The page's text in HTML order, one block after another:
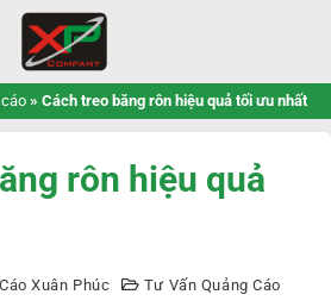
» Cách treo băng rôn hiệu quả tối ưu nhất
rôn hiệu quả
Xuân Phúc Tư Vấn Quảng Cáo